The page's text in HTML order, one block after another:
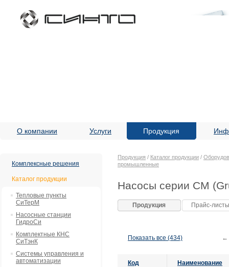
О компании Услуги Продукция
Комплексные решения
Каталог продукции
Тепловые пункты
СиТерМ
Насосные станции
ГидроСи
Комплектные КНС
СиТэнК
Системы управления и
автоматизации
Продукция / Каталог продукции /
промышленные
Насосы серии CM
Продукция Прайс-
Показать все (434) ←
Код Наименование